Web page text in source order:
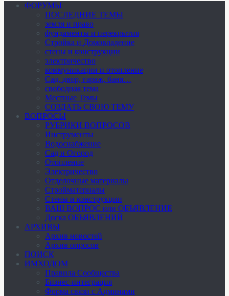
ФОРУМЫ
ПОСЛЕДНИЕ ТЕМЫ
земля и право
фундаменты и перекрытия
Стройка и Домовладение
стены и конструкции
электричество
коммуникации и отопление
Cад, двор, гараж, баня…
свободная тема
Местные Темы
СОЗДАТЬ СВОЮ ТЕМУ
ВОПРОСЫ
РУБРИКИ ВОПРОСОВ
Инструменты
Водоснабжение
Сад и Огород
Отопление
Электричество
Отделочные материалы
Стройматериалы
Стены и конструкции
ВАШ ВОПРОС или ОБЪЯВЛЕНИЕ
Доска ОБЪЯВЛЕНИЙ
АРХИВЫ
Архив новостей
Архив опросов
ПОИСК
ИМХОДОМ
Правила Сообщества
Бизнес-интеграция
Форма связи с Админами